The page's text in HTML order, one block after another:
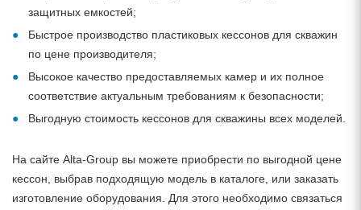
защитных емкостей;
Быстрое производство пластиковых кессонов для скважин
по цене производителя;
Высокое качество предоставляемых камер и их полное
соответствие актуальным требованиям к безопасности;
Выгодную стоимость кессонов для скважины всех моделей.
На сайте Alta-Group вы можете приобрести по выгодной цене
кессон, выбрав подходящую модель в каталоге, или заказать
изготовление оборудования. Для этого необходимо связаться